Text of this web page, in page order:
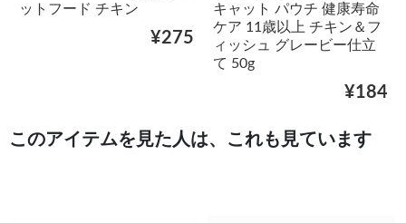
ットフード チキン
¥275
キャット パウチ 健康寿命
ケア 11歳以上 チキン＆フ
ィッシュ グレービー仕立
て 50g
¥184
このアイテムを見た人は、これも見ています